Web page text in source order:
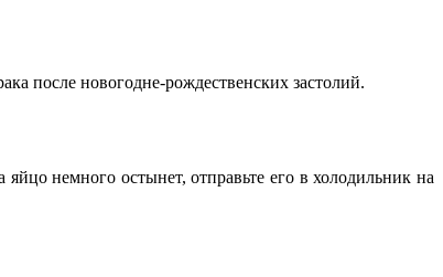
после новогодне-рождественских застолий.
немного остынет, отправьте его в холодильник на